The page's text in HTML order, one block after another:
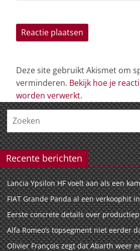
Deze site gebruikt Akismet om
verminderen. Bekijk hoe je
worden verwerkt.
Recente berichten
Lancia Ypsilon HF voelt aan als een
FIAT Grande Panda al een verkoophit
Eerste concrete details over
Alfa Romeo’s topsegment niet eerder
Olivier François zegt dat Abarth weer